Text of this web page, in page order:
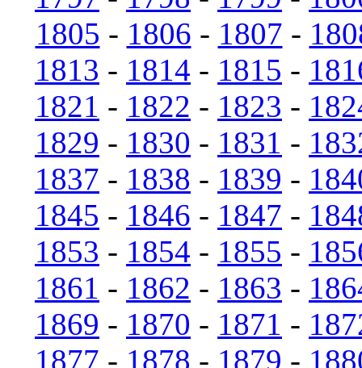
1805 - 1806 - 1807 -
1813 - 1814 - 1815 -
1821 - 1822 - 1823 -
1829 - 1830 - 1831 -
1837 - 1838 - 1839 -
1845 - 1846 - 1847 -
1853 - 1854 - 1855 -
1861 - 1862 - 1863 -
1869 - 1870 - 1871 -
1877 - 1878 - 1879 -